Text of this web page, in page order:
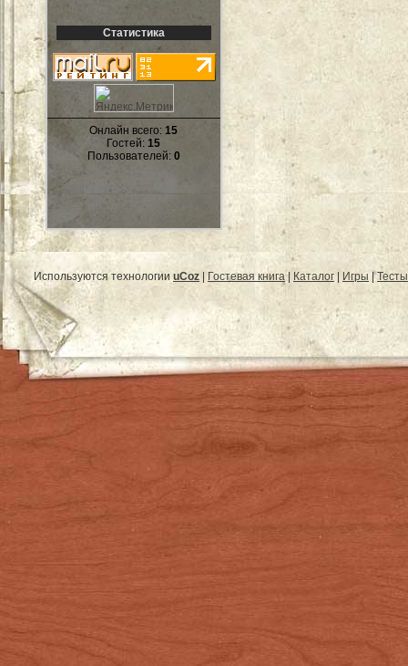
Статистика
Онлайн всего:15
Гостей:15
Пользователей: 0
Используются технологии uCoz Гостевая книга| Каталог Игры |Тесты